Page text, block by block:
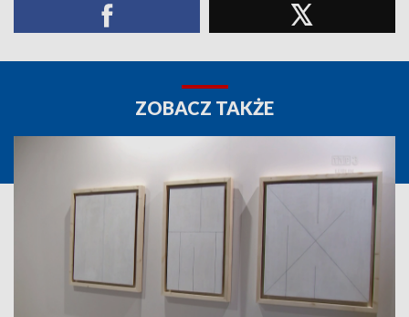
ZOBACZ TAKŻE